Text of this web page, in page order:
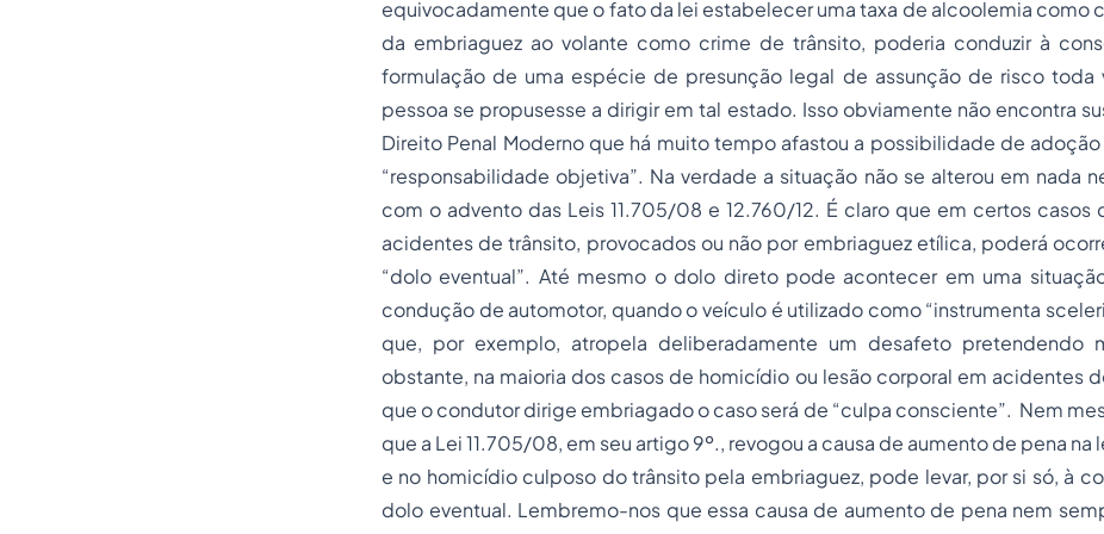
equivocadamente que o fato da lei estabelecer uma taxa de alcoolemia como
da embriaguez ao volante como crime de trânsito, poderia conduzir à
formulação de uma espécie de presunção legal de assunção de risco toda
pessoa se propusesse a dirigir em tal estado. Isso obviamente não encontra
Direito Penal Moderno que há muito tempo afastou a possibilidade de adoção
“responsabilidade objetiva”. Na verdade a situação não se alterou em nada
com o advento das Leis 11.705/08 e 12.760/12. É claro que em certos casos
acidentes de trânsito, provocados ou não por embriaguez etílica, poderá
“dolo eventual”. Até mesmo o dolo direto pode acontecer em uma
condução de automotor, quando o veículo é utilizado como “instrumenta
que, por exemplo, atropela deliberadamente um desafeto pretendendo
obstante, na maioria dos casos de homicídio ou lesão corporal em acidentes
que o condutor dirige embriagado o caso será de “culpa consciente”. Nem
que a Lei 11.705/08, em seu artigo 9º., revogou a causa de aumento de pena na
e no homicídio culposo do trânsito pela embriaguez, pode levar, por si só, à
dolo eventual. Lembremo-nos que essa causa de aumento de pena nem